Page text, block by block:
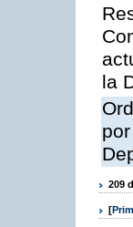
la
209
[